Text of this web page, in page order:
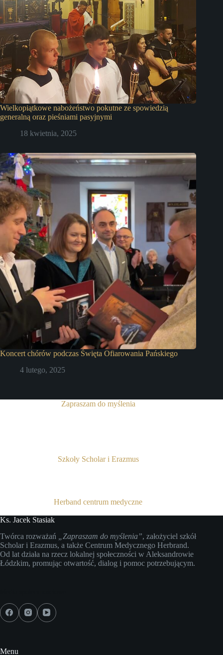
Wielkopiątkowe nabożeństwo pokutne ze spowiedzią
generalną oraz pieśniami pasyjnymi
18 kwietnia, 2025
Koncert chórów podczas Święta Ofiarowania Pańskiego
4 lutego, 2025
Zapraszam do myślenia
Szkoły Scholar i Erazmus
Herband centrum medyczne
Ks. Jacek Stasiak
Twórca rozważań
„Zapraszam do myślenia”, założyciel szkół
Scholar i Erazmus, a także Centrum Medycznego Herbrand.
Od lat działa na rzecz lokalnej społeczności w Aleksandrowie
Łódzkim, promując otwartość, dialog i pomoc potrzebującym.
Menu